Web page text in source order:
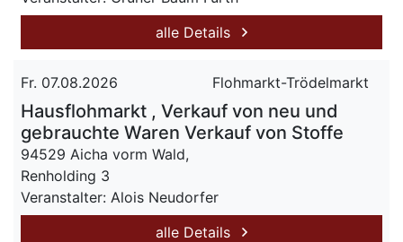
alle Details
Fr. 07.08.2026 Flohmarkt-Trödelmarkt
Hausflohmarkt , Verkauf von neu und
gebrauchte Waren Verkauf von Stoffe
94529 Aicha vorm Wald,
Renholding 3
Veranstalter: Alois Neudorfer
alle Details